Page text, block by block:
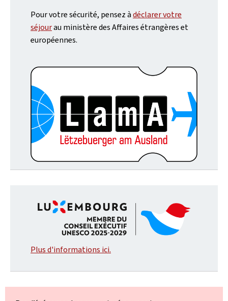
Pour votre sécurité, pensez àdéclarer votre
séjourau ministère des Affaires étrangères et
européennes.
Plus d'informations ici.